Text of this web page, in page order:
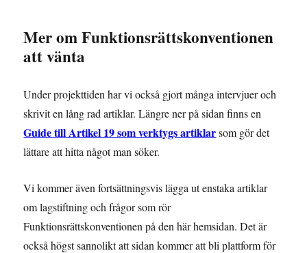
Mer om Funktionsrättskonventionen
att vänta
Under projekttiden har vi också gjort många intervjuer och
skrivit en lång rad artiklar. Längre ner på sidan finns en
Guide till Artikel 19 som verktygs artiklarsom gör det
lättare att hitta något man söker.
Vi kommer även fortsättningsvis lägga ut enstaka artiklar
om lagstiftning och frågor som rör
Funktionsrättskonventionen på den här hemsidan. Det är
också högst sannolikt att sidan kommer att bli plattform för